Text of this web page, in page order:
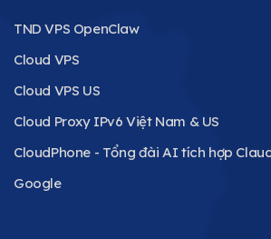
TND VPS OpenClaw
Cloud VPS
Cloud VPS US
Cloud Proxy IPv6 Việt Nam & US
CloudPhone - Tổng đài AI tích hợp
Google